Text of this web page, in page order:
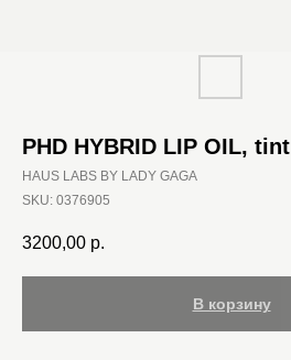
PHD HYBRID LIP OIL, tint
HAUS LABS BY LADY GAGA
SKU: 0376905
3200,00 р.
В корзину